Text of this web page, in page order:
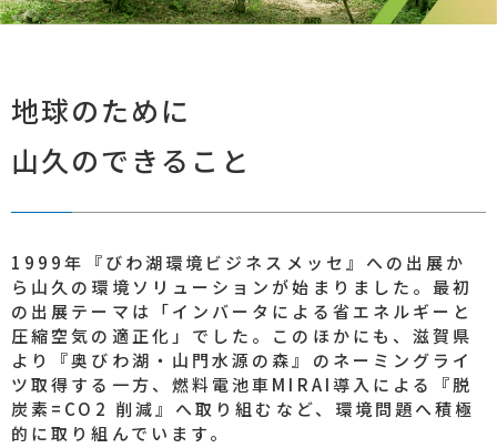
地球のために
山久のできること
1999年『びわ湖環境ビジネスメッセ』への出展か
ら山久の環境ソリューションが始まりました。最初
の出展テーマは「インバータによる省エネルギーと
圧縮空気の適正化」でした。このほかにも、滋賀県
より『奥びわ湖・山門水源の森』のネーミングライ
ツ取得する一方、燃料電池車MIRAI導入による『脱
炭素=CO2 削減』へ取り組むなど、環境問題へ積極
的に取り組んでいます。